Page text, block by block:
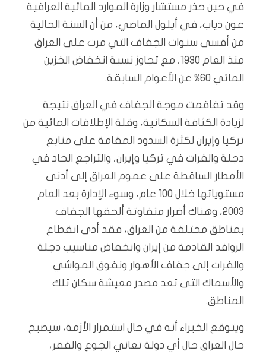
في حين حذر مستشار وزارة الموارد المائية العراقية
عون ذياب، في أيلول الماضي، من أن السنة الحالية
من أقسى سنوات الجفاف التي مرت على العراق
منذ العام 1930، مع تجاوز نسبة انخفاض الخزين
المائي 60% عن الأعوام السابقة.
وقد تفاقمت موجة الجفاف في العراق نتيجة
لزيادة الكثافة السكانية، وقلة الإطلاقات المائية من
تركيا وإيران لكثرة السدود المقامة على منابع
دجلة والفرات في تركيا وإيران، والتراجع الحاد في
الأمطار الساقطة على عموم العراق إلى أدنى
مستوياتها خلال 100 عام، وسوء الإدارة بعد العام
2003، وهناك أضرار متفاوتة ألحقها الجفاف
بمناطق مختلفة من العراق، فقد أدى انقطاع
الروافد القادمة من إيران وانخفاض مناسيب دجلة
والفرات إلى جفاف الأهوار ونفوق المواشي
والأسماك التي تعد مصدر معيشة سكان تلك
المناطق.
ويتوقع الخبراء أنه في حال استمرار الأزمة، سيصبح
حال العراق حال أي دولة تعاني الجوع والفقر،